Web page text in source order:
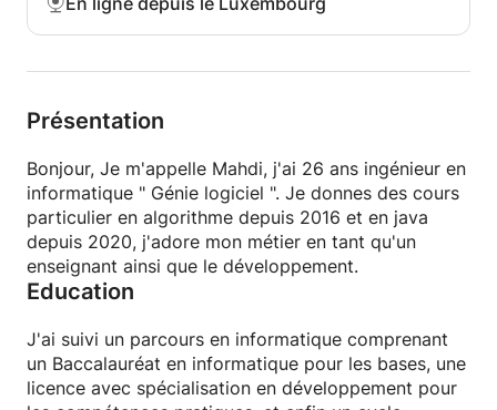
Présentation
Bonjour, Je m'appelle Mahdi, j'ai 26 ans ingénieur en
informatique " Génie logiciel ". Je donnes des cours
particulier en algorithme depuis 2016 et en java
depuis 2020, j'adore mon métier en tant qu'un
enseignant ainsi que le développement.
Education
J'ai suivi un parcours en informatique comprenant
un Baccalauréat en informatique pour les bases, une
licence avec spécialisation en développement pour